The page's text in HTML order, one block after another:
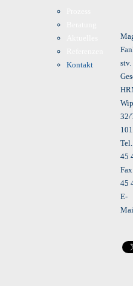
stv.
32/
45
45
E-
Kontakt